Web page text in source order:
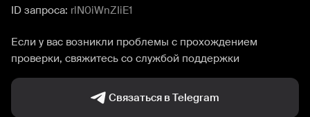
ID запроса: rlN0iWnZIiE1
Если у вас возникли проблемы с прохождением
проверки, свяжитесь со службой поддержки
Связаться в Telegram